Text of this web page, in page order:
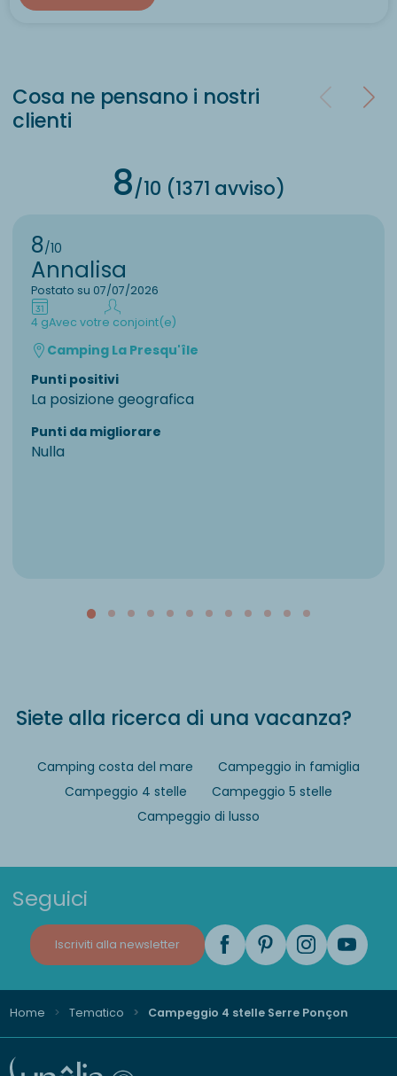
Cosa ne pensano i nostri
clienti
8/10 (1371 avviso)
8/10
Annalisa
Postato su 07/07/2026
4 gAvec votre conjoint(e)
Camping La Presqu'île
Punti positivi
La posizione geografica
Punti da migliorare
Nulla
Siete alla ricerca di una vacanza?
Camping costa del mare
Campeggio in famiglia
Campeggio 4 stelle
Campeggio 5 stelle
Campeggio di lusso
Seguici
Iscriviti alla newsletter
Home Tematico Campeggio 4 stelle Serre Ponçon